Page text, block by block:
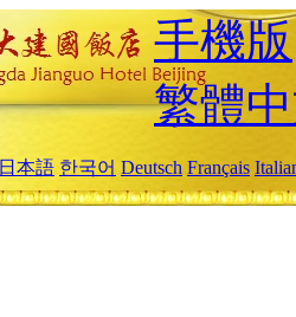
手機版
繁體
日本語 한국어 Deutsch Français